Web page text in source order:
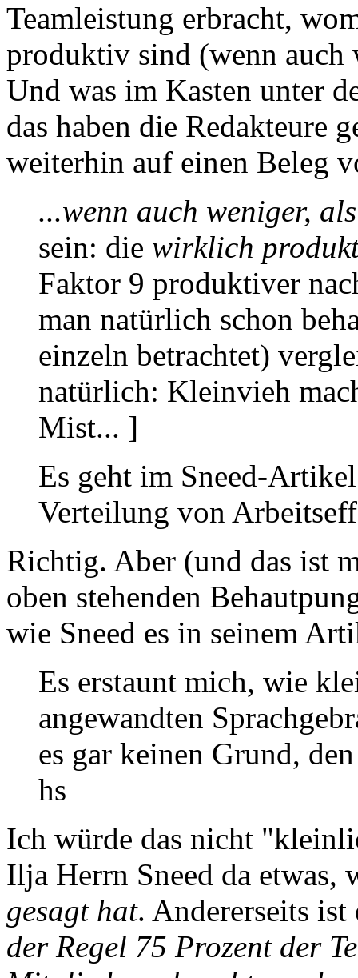
Teamleistung erbracht,
produktiv sind (wenn auch
Und was im Kasten unter
das haben die Redakteure
weiterhin auf einen Beleg
...wenn auch weniger,
sein: die wirklich
Faktor 9 produktiver
man natürlich schon
einzeln betrachtet)
natürlich: Kleinvieh
Mist... ]
Es geht im Sneed-
Verteilung von
Richtig. Aber (und das ist
oben stehenden
wie Sneed es in seinem
Es erstaunt mich, wie
angewandten
es gar keinen Grund,
hs
Ich würde das nicht
Ilja Herrn Sneed da etwas,
gesagt hat. Andererseits
der Regel 75 Prozent der